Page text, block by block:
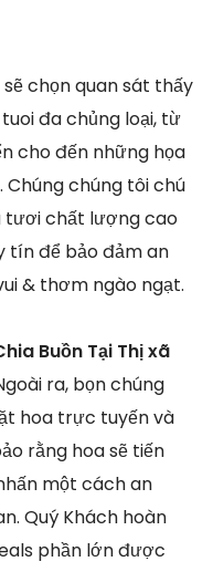
chọn quan sát thấy
đa chủng loại, từ
cho đến những họa
Chúng chúng tôi chú
tươi chất lượng cao
tín để bảo đảm an
& thơm ngào ngạt.
Buồn Tại Thị xã
ra, bọn chúng
hoa trực tuyến và
rằng hoa sẽ tiến
một cách an
Quý Khách hoàn
phần lớn được